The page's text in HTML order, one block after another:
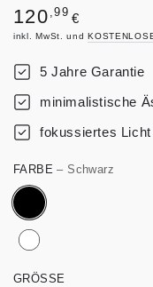
Regulärer
Preis
120 ,99 €
inkl. MwSt. und
5 Jahre Garantie
minimalistische
fokussiertes
FARBE– Schwarz
GRÖSSE